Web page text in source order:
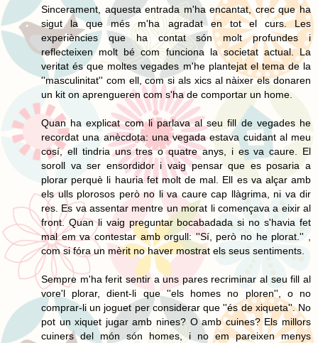
Sincerament, aquesta entrada m'ha encantat, crec que ha
sigut la que més m'ha agradat en tot el curs. Les
experiències que ha contat són molt profundes i
reflecteixen molt bé com funciona la societat actual. La
veritat és que moltes vegades m'he plantejat el tema de la
''masculinitat'' com ell, com si als xics al nàixer els donaren
un kit on aprengueren com s'ha de comportar un home.
Quan ha explicat com li parlava al seu fill de vegades he
recordat una anècdota: una vegada estava cuidant al meu
cosí, ell tindria uns tres o quatre anys, i es va caure. El
soroll va ser ensordidor i vaig pensar que es posaria a
plorar perquè li hauria fet molt de mal. Ell es va alçar amb
els ulls plorosos però no li va caure cap llàgrima, ni va dir
res. Es va assentar mentre un morat li començava a eixir al
front. Quan li vaig preguntar bocabadada si no s'havia fet
mal em va contestar amb orgull: ''Sí, però no he plorat.'' ,
com si fóra un mèrit no haver mostrat els seus sentiments.
Sempre m'ha ferit sentir a uns pares recriminar al seu fill al
vore'l plorar, dient-li que ''els homes no ploren'', o no
comprar-li un joguet per considerar que ''és de xiqueta''. No
pot un xiquet jugar amb nines? O amb cuines? Els millors
cuiners del món són homes, i no em pareixen menys